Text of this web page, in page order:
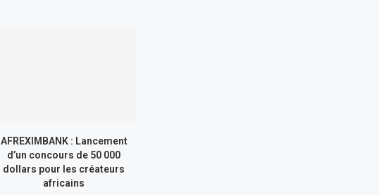
AFREXIMBANK : Lancement
d’un concours de 50 000
dollars pour les créateurs
africains